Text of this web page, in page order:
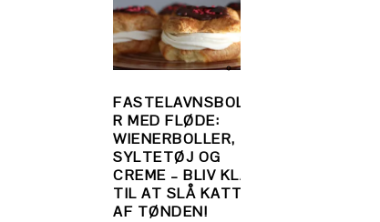
FASTELAVNSBOLLE
R MED FLØDE:
WIENERBOLLER,
SYLTETØJ OG
CREME – BLIV KLAR
TIL AT SLÅ KATTEN
AF TØNDEN!